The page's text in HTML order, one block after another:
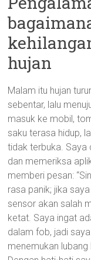
hujan
Malam itu hujan
sebentar, lalu
masuk ke mobil,
saku terasa hidup,
tidak terbuka. Saya
dan memeriksa
memberi pesan:
rasa panik; jika
sensor akan salah
ketat. Saya ingat
dalam fob, jadi
menemukan